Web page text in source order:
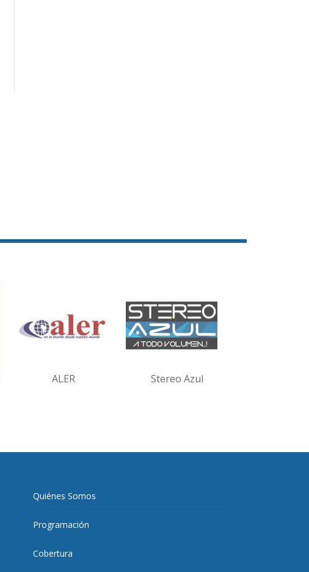
ALER Stereo Azul
Quiénes Somos
Programación
Cobertura